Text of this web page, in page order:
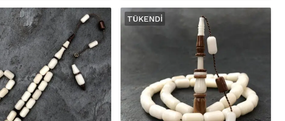
ÜRÜNÜ İNCELE ÜRÜNÜ İNCELE
TÜKENDI